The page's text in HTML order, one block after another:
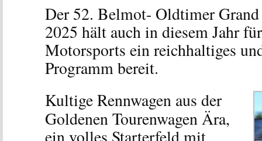
Der 52. Belmot- Oldtimer
2025 hält auch in diesem Jahr
Motorsports ein reichhaltiges
Programm bereit.
Kultige Rennwagen aus der
Goldenen Tourenwagen Ära,
ein volles Starterfeld mit